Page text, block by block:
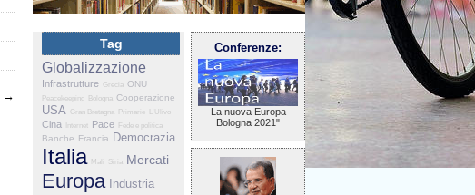
→
Tag
Globalizzazione
Infrastrutture Grecia ONU
Peacekeeping Bologna Cooperazione
USA Gran Bretagna Primarie L'Ulivo
Cina Internet Pace Fede e politica
Banche Francia Democrazia
Italia Mali Siria Mercati
Europa Industria
Conferenze:
La nuova Europa
Bologna 2021"